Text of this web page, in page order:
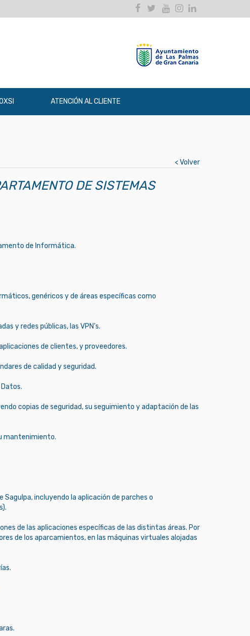
Facebook
TwitterYoutubeInstagram
Linkedin
ATENCIÓN AL CLIENTE
< Volver
DE SISTEMAS
de Informática.
genéricos y de áreas específicas como
y redes públicas, las VPN’s.
de clientes, y proveedores.
de calidad y seguridad.
copias de seguridad, su seguimiento y adaptación de las
mantenimiento.
incluyendo la aplicación de parches o
de las aplicaciones específicas de las distintas áreas. Por
de los aparcamientos, en las máquinas virtuales alojadas